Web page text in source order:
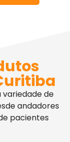
variedade de
andadores
pacientes